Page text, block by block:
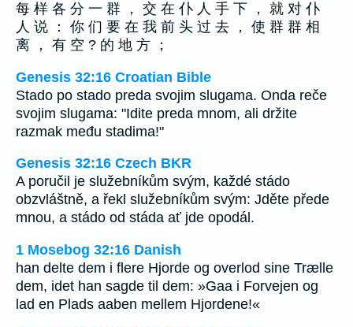
每 样 各 分 一 群 ， 交 在 仆 人 手 下 ， 就 对 仆
人 说 ： 你 们 要 在 我 前 头 过 去 ， 使 群 群 相
离 ， 有 空 ? 的 地 方 ；
Genesis 32:16 Croatian Bible
Stado po stado preda svojim slugama. Onda reče
svojim slugama: "Idite preda mnom, ali držite
razmak među stadima!"
Genesis 32:16 Czech BKR
A poručil je služebníkům svým, každé stádo
obzvláštně, a řekl služebníkům svým: Jděte přede
mnou, a stádo od stáda ať jde opodál.
1 Mosebog 32:16 Danish
han delte dem i flere Hjorde og overlod sine Trælle
dem, idet han sagde til dem: »Gaa i Forvejen og
lad en Plads aaben mellem Hjordene!«